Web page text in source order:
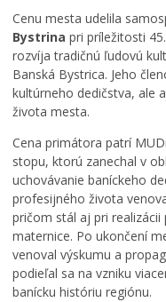
Cenu mesta udelila
Bystrina pri príležitosti
rozvíja tradičnú ľudovú
Banská Bystrica. Jeho
kultúrneho dedičstva, ale
života mesta.
Cena primátora patrí
stopu, ktorú zanechal v
uchovávanie baníckeho
profesijného života
pričom stál aj pri
maternice. Po ukončení
venoval výskumu a
podieľal sa na vzniku
banícku históriu regiónu.
P
o
z
á
n
k
a
n
a
m
i
m
M
e
s
t
o
B
P
r
a
h
e
u
r
a
s
t
ú
s
t
r
o